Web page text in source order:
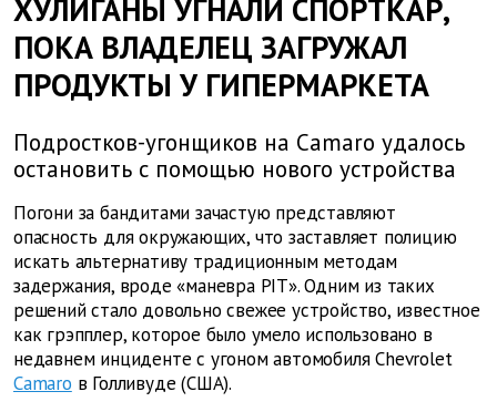
ХУЛИГАНЫ УГНАЛИ СПОРТКАР,
ПОКА ВЛАДЕЛЕЦ ЗАГРУЖАЛ
ПРОДУКТЫ У ГИПЕРМАРКЕТА
Подростков-угонщиков на Camaro удалось
остановить с помощью нового устройства
Погони за бандитами зачастую представляют
опасность для окружающих, что заставляет полицию
искать альтернативу традиционным методам
задержания, вроде «маневра PIT». Одним из таких
решений стало довольно свежее устройство, известное
как грэпплер, которое было умело использовано в
недавнем инциденте с угоном автомобиля Chevrolet
Camaro в Голливуде (США).